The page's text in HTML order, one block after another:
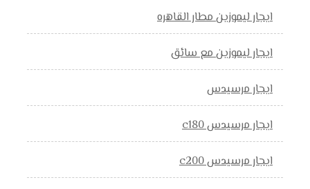
ايجار ليموزين مطار القاهره
ايجار ليموزين مع سائق
ايجار مرسيدس
ايجار مرسيدس c180
ايجار مرسيدس c200